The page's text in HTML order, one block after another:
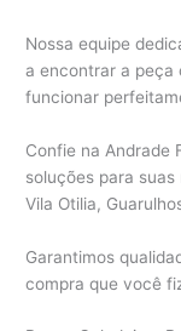
Nossa equipe
a encontrar a peça
funcionar
Confie na Andrade
soluções para
Vila Otilia,
Garantimos
compra que você